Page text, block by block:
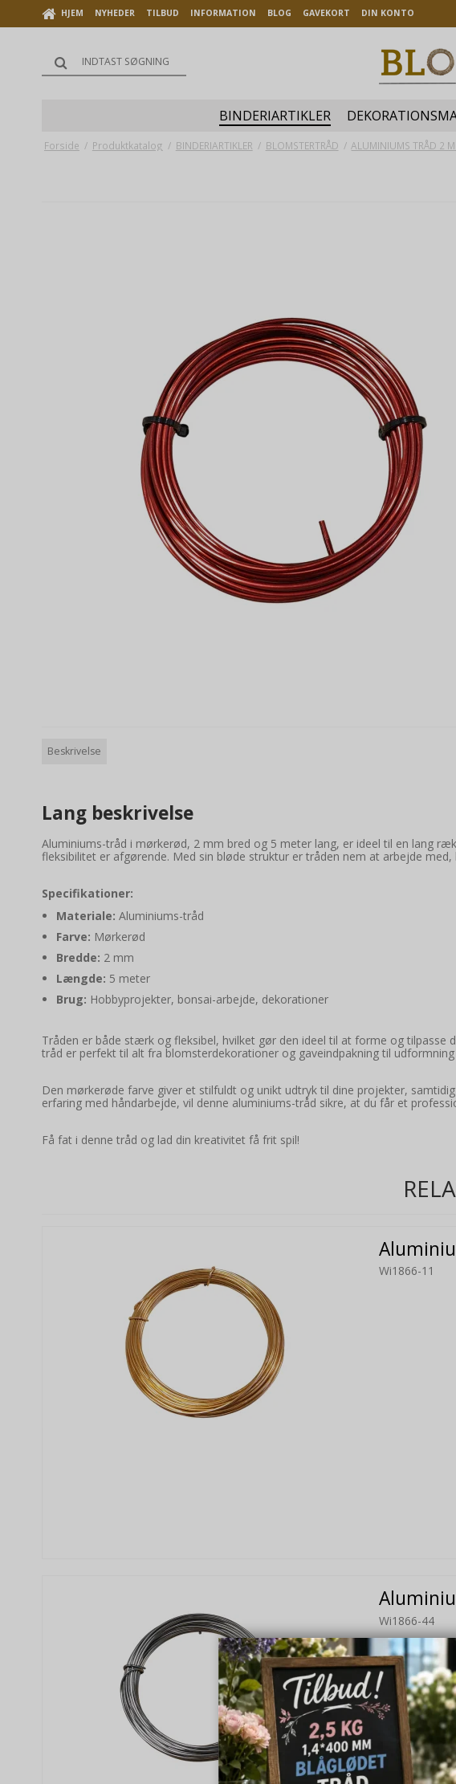
HJEM NYHEDER TILBUD INFORMATION BLOG GAVEKORT DIN KONTO
BINDERIARTIKLER
Forside / Produktkatalog / BINDERIARTIKLER / BLOMSTERTRÅD / ALUMINIUMS TRÅD 2
Beskrivelse
Lang beskrivelse
Aluminiums-tråd i mørkerød, 2 mm bred og 5 meter lang, er ideel til en lang
fleksibilitet er afgørende. Med sin bløde struktur er tråden nem at arbejde
Specifikationer:
Materiale: Aluminiums-tråd
Farve: Mørkerød
Bredde: 2 mm
Længde: 5 meter
Brug: Hobbyprojekter, bonsai-arbejde, dekorationer
Tråden er både stærk og fleksibel, hvilket gør den ideel til at forme og
tråd er perfekt til alt fra blomsterdekorationer og gaveindpakning til
Den mørkerøde farve giver et stilfuldt og unikt udtryk til dine projekter,
erfaring med håndarbejde, vil denne aluminiums-tråd sikre, at du får et
Få fat i denne tråd og lad din kreativitet få frit spil!
Wi1866-11
Wi1866-44